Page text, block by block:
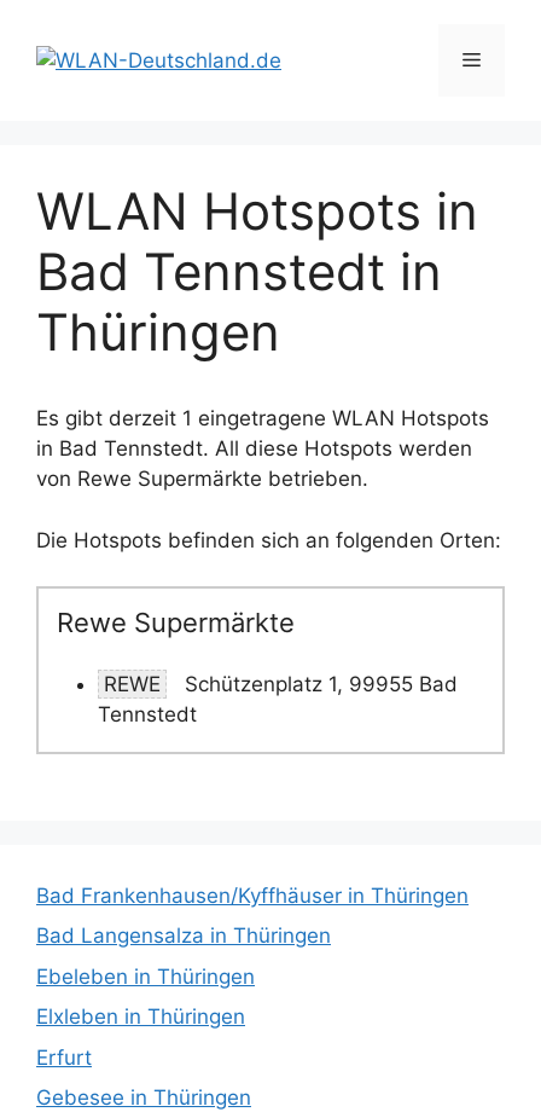
Inhalt
springen
Menü
WLAN Hotspots in
Bad Tennstedt in
Thüringen
Es gibt derzeit 1 eingetragene WLAN Hotspots
in Bad Tennstedt. All diese Hotspots werden
von Rewe Supermärkte betrieben.
Die Hotspots befinden sich an folgenden Orten:
Rewe Supermärkte
REWE
Schützenplatz 1, 99955 Bad
Tennstedt
Bad Frankenhausen/Kyffhäuser in Thüringen
Bad Langensalza in Thüringen
Ebeleben in Thüringen
Elxleben in Thüringen
Erfurt
Gebesee in Thüringen